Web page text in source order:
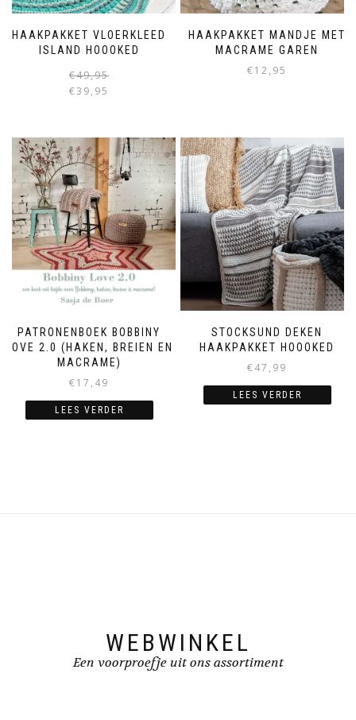
HAAKPAKKET VLOERKLEED
ISLAND HOOOKED
€49,95
€39,95
HAAKPAKKET MANDJE MET
MACRAME GAREN
€12,95
PATRONENBOEK BOBBINY
LOVE 2.0 (HAKEN, BREIEN EN
MACRAME)
€17,49
LEES VERDER
STOCKSUND DEKEN
HAAKPAKKET HOOOKED
€47,99
LEES VERDER
WEBWINKEL
Een voorproefje uit ons assortiment